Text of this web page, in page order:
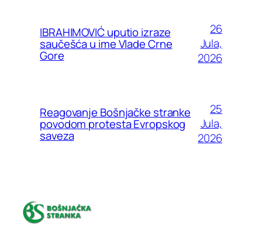
IBRAHIMOVIĆ uputio izraze
saučešća u ime Vlade Crne
Gore
26
Jula,
2026
Reagovanje Bošnjačke stranke
povodom protesta Evropskog
saveza
25
Jula,
2026